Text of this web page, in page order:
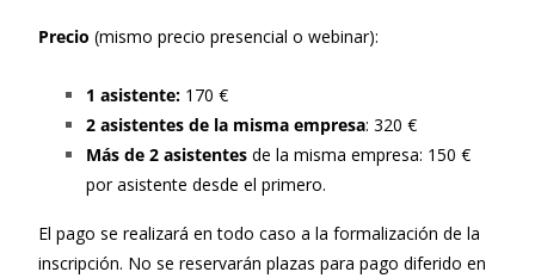
Precio (mismo precio presencial o webinar):
1 asistente: 170 €
2 asistentes de la misma empresa: 320 €
Más de 2 asistentes de la misma empresa: 150 €
por asistente desde el primero.
El pago se realizará en todo caso a la formalización de la
inscripción. No se reservarán plazas para pago diferido en